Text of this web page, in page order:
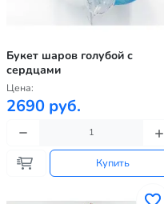
Букет шаров голубой с
сердцами
Цена:
2690 руб.
Купить